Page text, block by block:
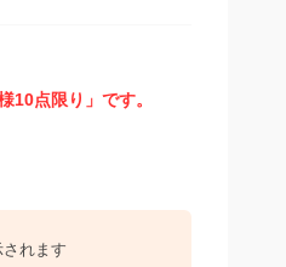
10点限り」です。
れます